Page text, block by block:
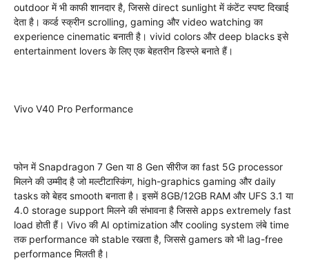
outdoor में भी काफी शानदार है, जिससे direct sunlight में कंटेंट स्पष्ट दिखाई
देता है। कर्व्ड स्क्रीन scrolling, gaming और video watching का
experience cinematic बनाती है। vivid colors और deep blacks इसे
entertainment lovers के लिए एक बेहतरीन डिस्प्ले बनाते हैं।
Vivo V40 Pro Performance
फोन में Snapdragon 7 Gen या 8 Gen सीरीज का fast 5G processor
मिलने की उम्मीद है जो मल्टीटास्किंग, high-graphics gaming और daily
tasks को बेहद smooth बनाता है। इसमें 8GB/12GB RAM और UFS 3.1 या
4.0 storage support मिलने की संभावना है जिससे apps extremely fast
load होती हैं। Vivo की AI optimization और cooling system लंबे time
तक performance को stable रखता है, जिससे gamers को भी lag-free
performance मिलती है।